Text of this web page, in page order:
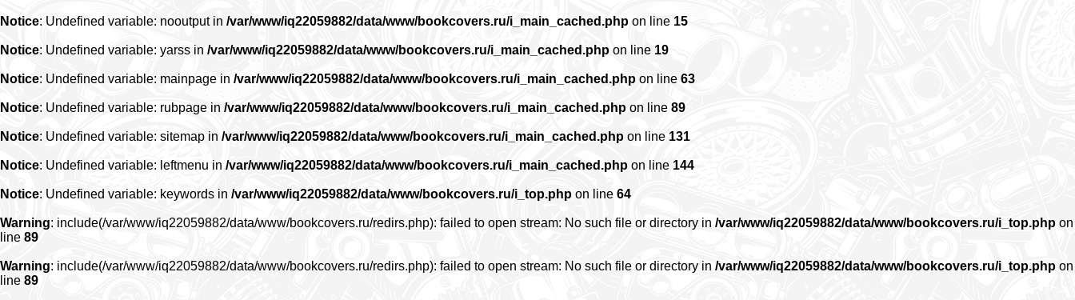
Notice: Undefined variable: nooutput in /var/www/iq22059882/data/www/bookcovers.ru/i_main_cached.php on line 15
Notice: Undefined variable: yarss in /var/www/iq22059882/data/www/bookcovers.ru/i_main_cached.php on line 19
Notice: Undefined variable: mainpage in /var/www/iq22059882/data/www/bookcovers.ru/i_main_cached.php on line 63
Notice: Undefined variable: rubpage in /var/www/iq22059882/data/www/bookcovers.ru/i_main_cached.php on line 89
Notice: Undefined variable: sitemap in /var/www/iq22059882/data/www/bookcovers.ru/i_main_cached.php on line 131
Notice: Undefined variable: leftmenu in /var/www/iq22059882/data/www/bookcovers.ru/i_main_cached.php on line 144
Notice: Undefined variable: keywords in /var/www/iq22059882/data/www/bookcovers.ru/i_top.php on line 64
Warning: include(/var/www/iq22059882/data/www/bookcovers.ru/redirs.php): failed to open stream: No such file or directory in /var/www/iq22059882/data/www/bookcovers.ru/i_top.php on
line 89
Warning: include(/var/www/iq22059882/data/www/bookcovers.ru/redirs.php): failed to open stream: No such file or directory in /var/www/iq22059882/data/www/bookcovers.ru/i_top.php on
line 89